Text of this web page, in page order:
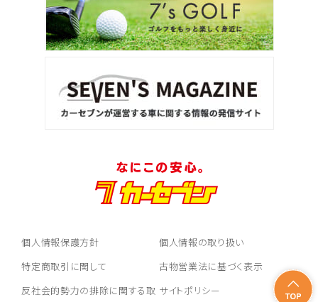
個人情報保護方針
個人情報の取り扱い
特定商取引に関して
古物営業法に基づく表示
反社会的勢力の排除に関する取 サイトポリシー